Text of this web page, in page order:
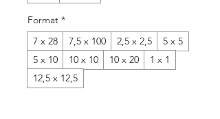
Format *
7 x 28
7,5 x 100 2,5 x 2,5
5 x 5
5 x 10
10 x 10 10 x 20
1 x 1
12,5 x 12,5